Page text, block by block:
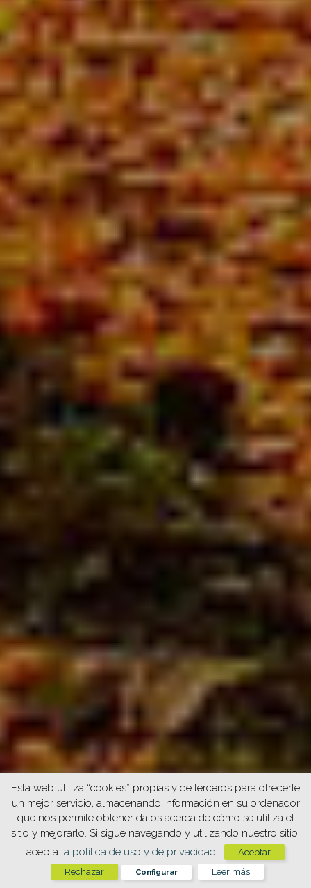
Esta web utiliza “cookies” propias y de terceros para ofrecerle
un mejor servicio, almacenando información en su ordenador
que nos permite obtener datos acerca de cómo se utiliza el
sitio y mejorarlo. Si sigue navegando y utilizando nuestro sitio,
acepta la política de uso y de privacidad.
Aceptar
Rechazar
Configurar Leer más